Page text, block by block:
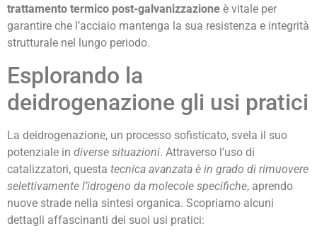
trattamento termico post-galvanizzazione è vitale per
garantire che l’acciaio mantenga la sua resistenza e integrità
strutturale nel lungo periodo.
Esplorando la
deidrogenazione gli usi pratici
La deidrogenazione, un processo sofisticato, svela il suo
potenziale in diverse situazioni. Attraverso l’uso di
catalizzatori, questa tecnica avanzata è in grado di rimuovere
selettivamente l’idrogeno da molecole specifiche, aprendo
nuove strade nella sintesi organica. Scopriamo alcuni
dettagli affascinanti dei suoi usi pratici: